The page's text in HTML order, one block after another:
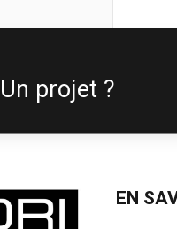
projet ?
EN